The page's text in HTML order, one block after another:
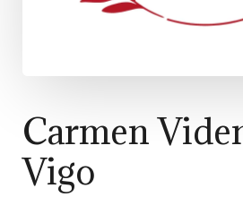
Carmen
Vigo